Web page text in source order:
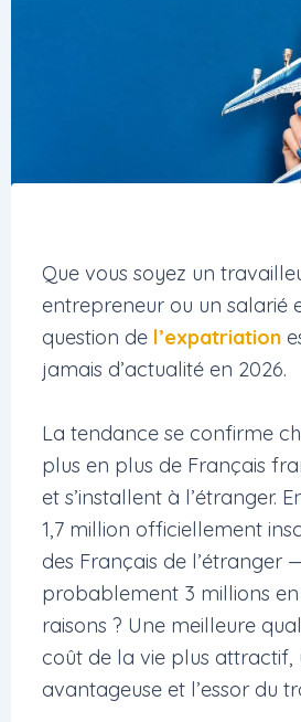
Que vous soyez un
entrepreneur ou un salarié
question de l’expatriation
jamais d’actualité en 2026.
La tendance se confirme
plus en plus de Français
et s’installent à l’étranger.
1,7 million officiellement
des Français de l’étranger
probablement 3 millions en
raisons ? Une meilleure
coût de la vie plus attractif,
avantageuse et l’essor du